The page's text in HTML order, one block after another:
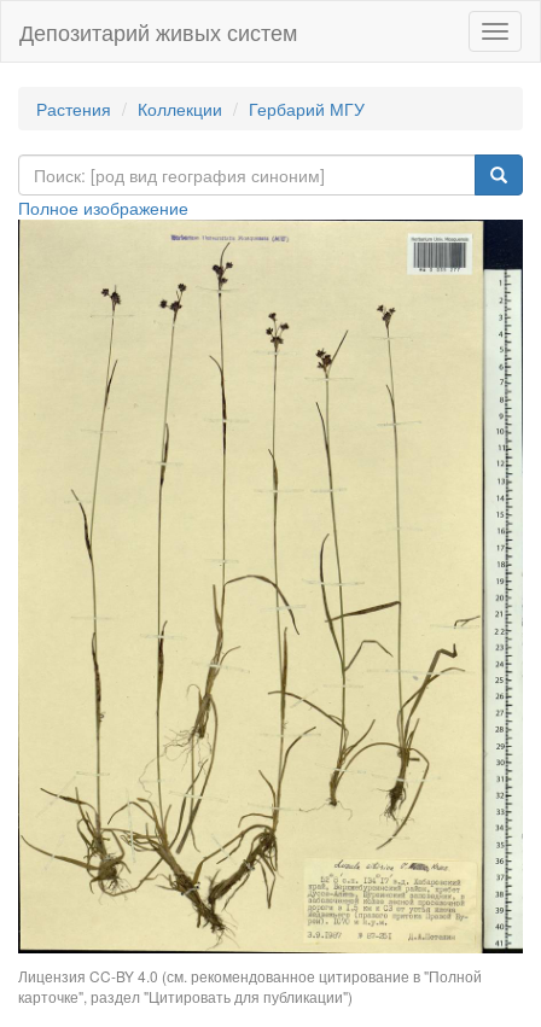
Депозитарий живых систем
Растения Коллекции Гербарий МГУ
Полное изображение
Лицензия CC-BY 4.0 (см. рекомендованное цитирование в "Полной
карточке", раздел "Цитировать для публикации")